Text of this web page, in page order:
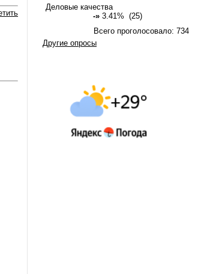
Деловые качества
-» 3.41% (25)
Всего проголосовало: 734
Другие опросы